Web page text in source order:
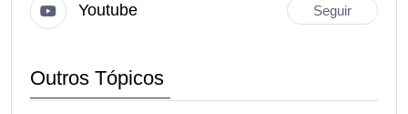
Youtube Seguir
Outros Tópicos